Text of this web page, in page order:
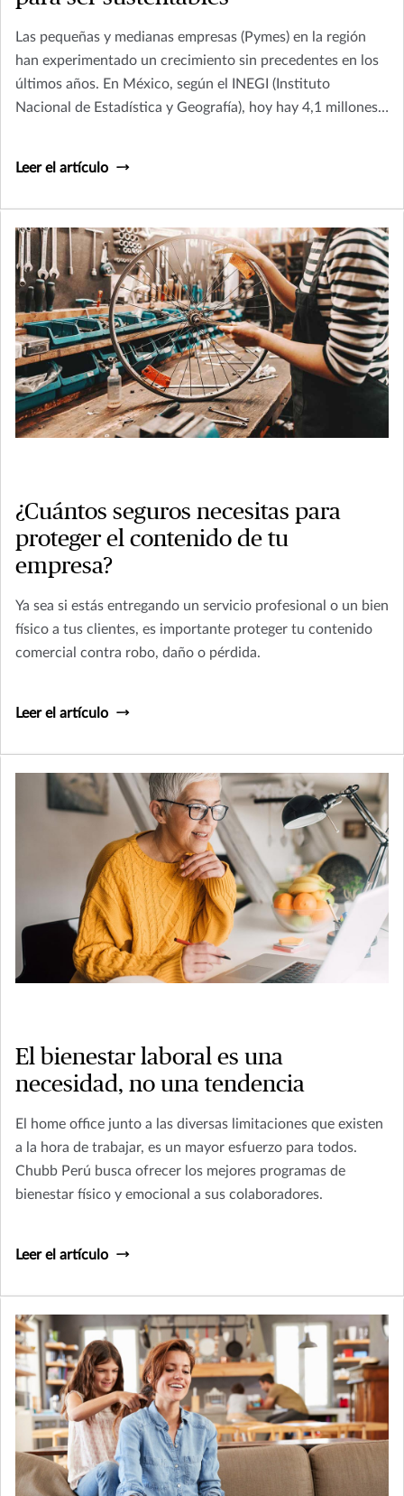
Las pequeñas y medianas empresas (Pymes) en la región
han experimentado un crecimiento sin precedentes en los
últimos años. En México, según el INEGI (Instituto
Nacional de Estadística y Geografía), hoy hay 4,1 millones
de Comercio, las pymes -también incluyendo a las
microempresas- llegan a un sorprendente 99,6% de
participación.
Leer el artículo
¿Cuántos seguros necesitas para
proteger el contenido de tu
empresa?
Ya sea si estás entregando un servicio profesional o un bien
físico a tus clientes, es importante proteger tu contenido
comercial contra robo, daño o pérdida.
Leer el artículo
El bienestar laboral es una
necesidad, no una tendencia
El home office junto a las diversas limitaciones que existen
a la hora de trabajar, es un mayor esfuerzo para todos.
Chubb Perú busca ofrecer los mejores programas de
bienestar físico y emocional a sus colaboradores.
Leer el artículo